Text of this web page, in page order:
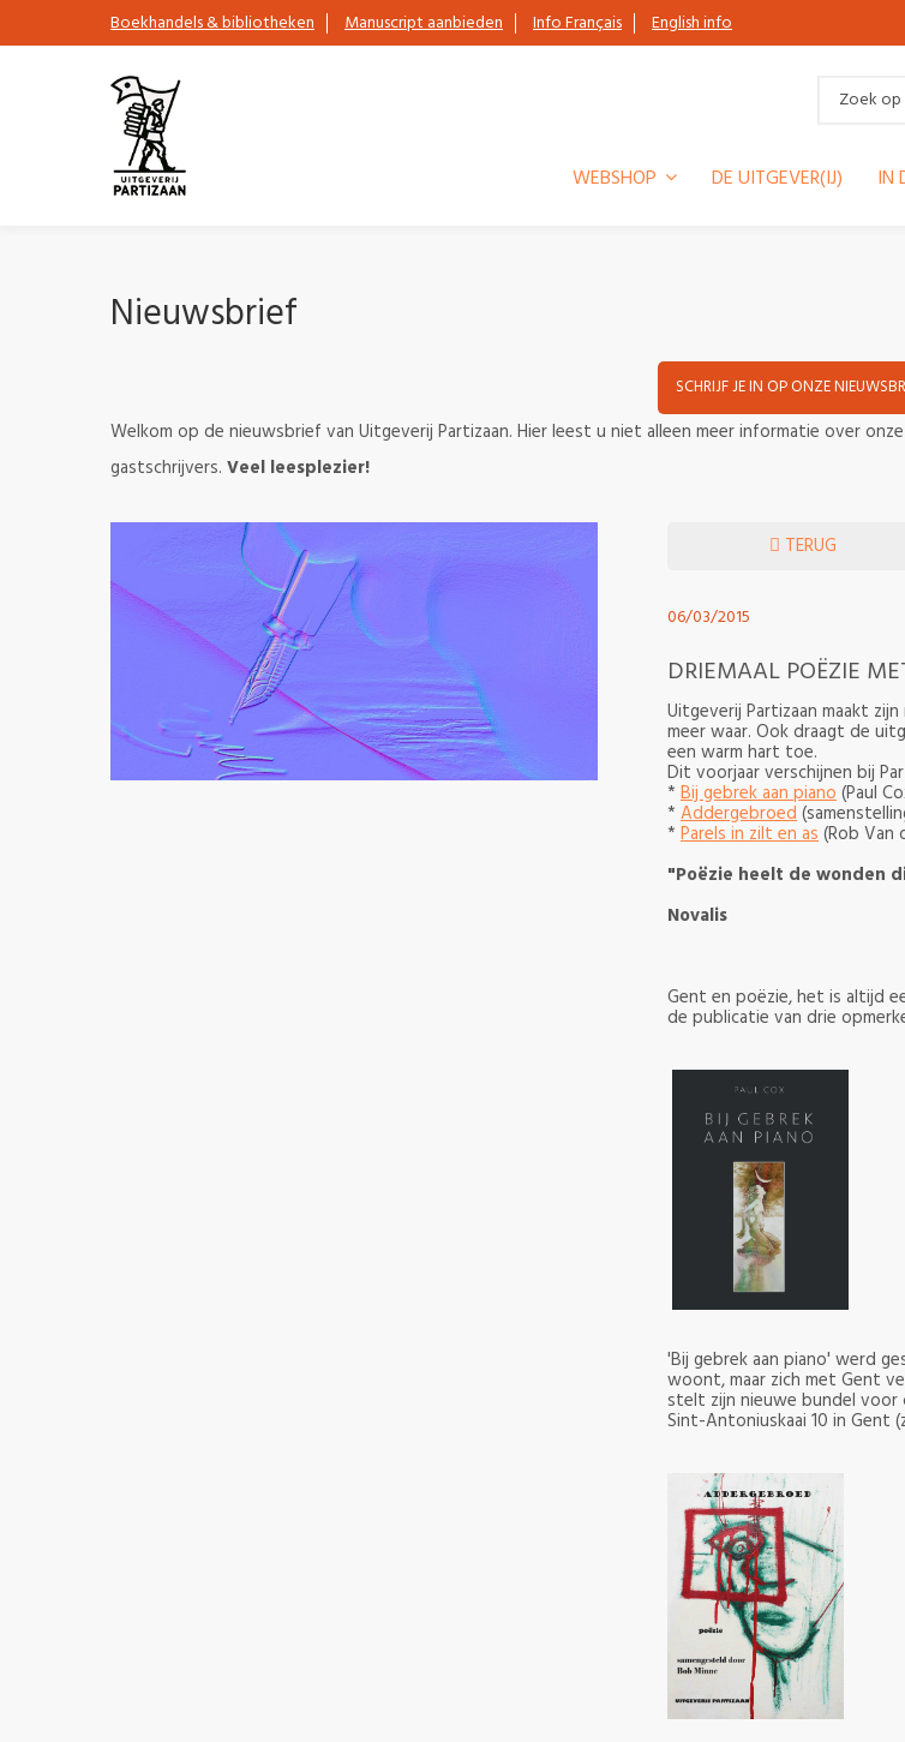
Boekhandels & bibliotheken Manuscript aanbieden Info Français English info
WEBSHOP DE UITGEVER(IJ) IN
Nieuwsbrief
SCHRIJF JE IN OP ONZE
Welkom op de nieuwsbrief van Uitgeverij Partizaan. Hier leest u niet alleen meer informatie over
gastschrijvers. Veel leesplezier!
TERUG
06/03/2015
DRIEMAAL POËZIE
Uitgeverij Partizaan maakt
meer waar. Ook draagt de
een warm hart toe.
Dit voorjaar verschijnen bij
* Bij gebrek aan piano(Paul
* Addergebroed
* Parels in zilt en as(Rob Van
"Poëzie heelt de wonden
Novalis
Gent en poëzie, het is altijd
de publicatie van drie
'Bij gebrek aan piano' werd
woont, maar zich met Gent
stelt zijn nieuwe bundel voor
Sint-Antoniuskaai 10 in Gent